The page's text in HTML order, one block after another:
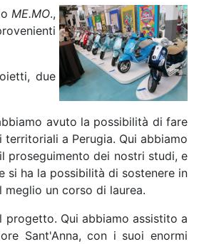
ME.MO.,
due
avuto la possibilità di fare
a Perugia. Qui abbiamo
proseguimento dei nostri studi, e
si ha la possibilità di sostenere in
meglio un corso di laurea.
progetto. Qui abbiamo assistito a
Sant'Anna, con i suoi enormi